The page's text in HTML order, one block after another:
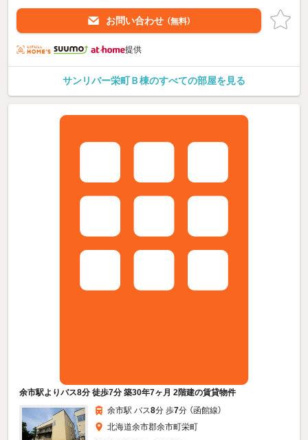
お問い合わせ （無料）
提供
サンリバー栄町Ｂ棟のすべての部屋を見る
余市駅よりバス8分 徒歩7分 築30年7ヶ月 2階建の賃貸物件
余市駅 バス8分 歩7分 （函館線）
北海道余市郡余市町栄町